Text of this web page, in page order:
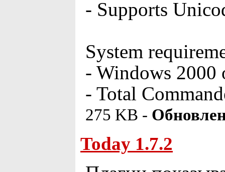
- Supports
System
- Windows 2000
- Total
275 KB -
Today 1.7.2